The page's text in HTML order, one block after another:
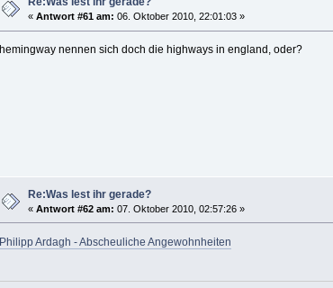
«Antwort #61 am: 06. Oktober 2010, 22:01:03 »
hemingway nennen sich doch die highways in england, oder?
Re:Was lest ihr gerade?
«Antwort #62 am: 07. Oktober 2010, 02:57:26 »
Philipp Ardagh - Abscheuliche Angewohnheiten